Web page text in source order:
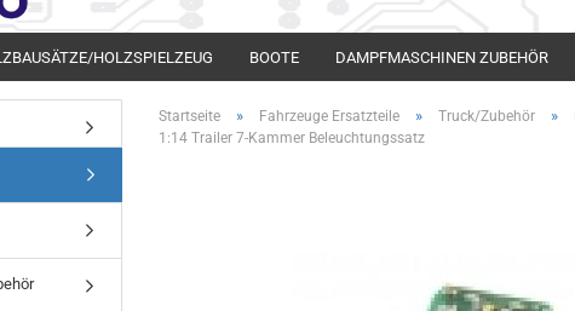
HOLZSPIELZEUG BOOTE DAMPFMASCHINEN ZUBEHÖR
Startseite » Fahrzeuge Ersatzteile » Truck/Zubehör »
1:14 Trailer 7-Kammer Beleuchtungssatz